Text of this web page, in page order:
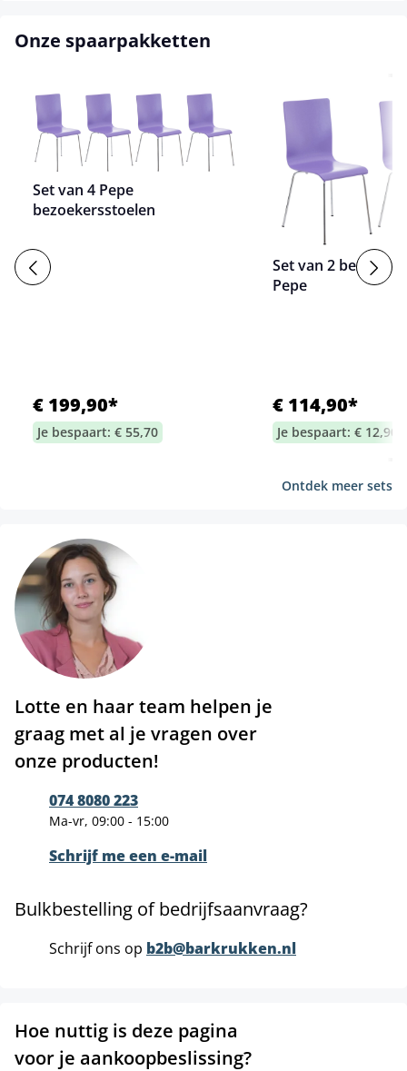
Onze spaarpakketten
Set van 4 Pepe
bezoekersstoelen
€ 199,90*
Je bespaart: € 55,70
Set van 2
Pepe
€ 114,90*
Je bespaart: € 12,90
Ontdek meer sets
Lotte en haar team helpen je
graag met al je vragen over
onze producten!
074 8080 223
Ma-vr, 09:00 - 15:00
Schrijf me een e-mail
Bulkbestelling of bedrijfsaanvraag?
Schrijf ons op b2b@barkrukken.nl
Hoe nuttig is deze pagina
voor je aankoopbeslissing?